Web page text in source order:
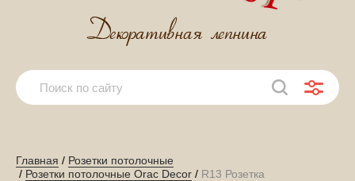
Главная / Розетки потолочные
/ Розетки потолочные Orac Decor / R13 Розетка